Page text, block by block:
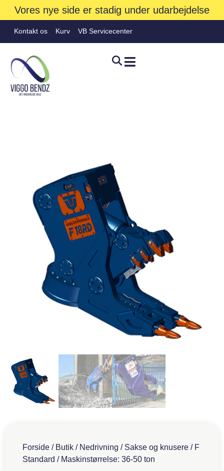
Vores nye side er stadig under udarbejdelse
Kontakt os Kurv VB Servicecenter
Forside / Butik / Nedrivning / Sakse og knusere / F
Standard / Maskinstørrelse: 36-50 ton